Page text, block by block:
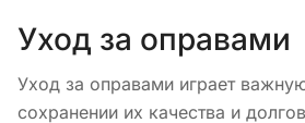
Уход за оправами
Уход за оправами играет
сохранении их качества и